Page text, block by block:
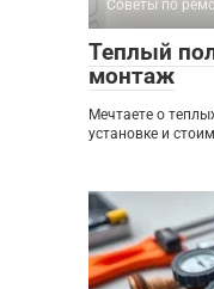
Советы по
Теплый
монтаж
Мечтаете о
установке и